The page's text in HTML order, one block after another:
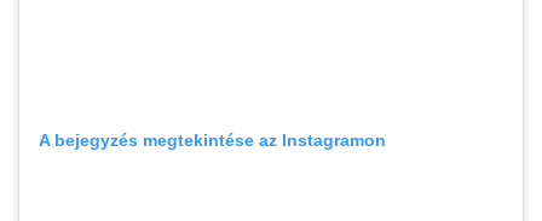
A bejegyzés megtekintése az Instagramon